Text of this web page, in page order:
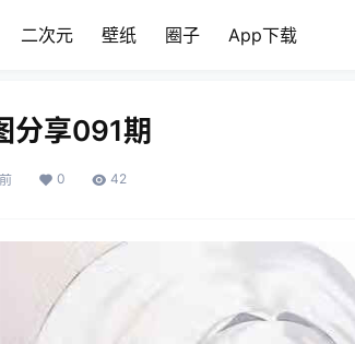
二次元 壁纸 圈子 App下载
分享091期
0 42